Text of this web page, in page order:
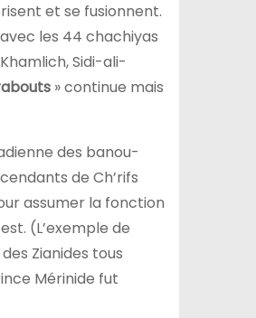
et se fusionnent.
les 44 chachiyas
Sidi-ali-
» continue mais
des banou-
de Ch’rifs
assumer la fonction
(L’exemple de
Zianides tous
Mérinide fut